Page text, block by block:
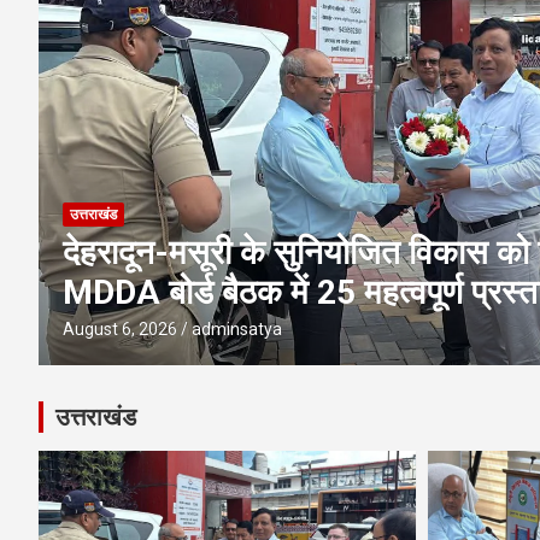
उत्तराखंड
एमडीडीए बोर्ड बैठक में 25 विकास
पूलिंग, पर्यटन, होटल, औद्योगिक भवन
परियोजनाओं पर अहम फैसले
August 6, 2026 adminsatya
उत्तराखंड